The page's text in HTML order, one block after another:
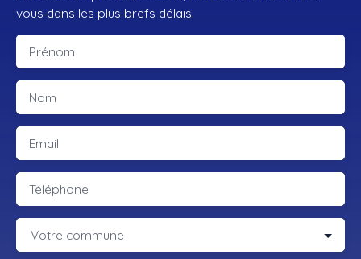
vous dans les plus brefs délais.
Prénom
Nom
Email
Téléphone
Votre commune